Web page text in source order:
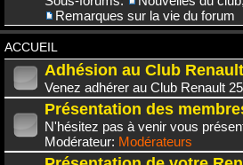
Remarques sur la vie du forum
ACCUEIL
Adhésion au Club
Venez adhérer au Club Renault
Présentation des
N'hésitez pas à venir vous
Modérateur: Modérateurs